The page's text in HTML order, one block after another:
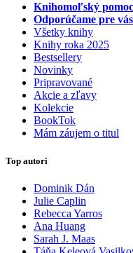
Knihomoľský
Odporúčame pre vás
Všetky knihy
Knihy roka 2025
Bestsellery
Novinky
Pripravované
Akcie a zľavy
Kolekcie
BookTok
Mám záujem o titul
Top autori
Dominik Dán
Julie Caplin
Rebecca Yarros
Ana Huang
Sarah J. Maas